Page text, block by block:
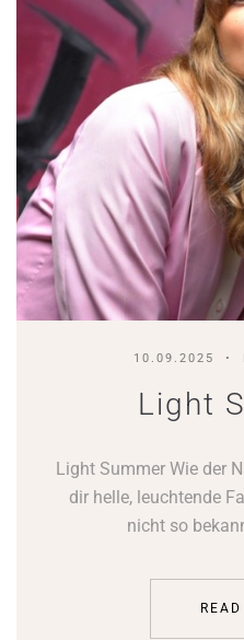
10.09.2025
Light
Light Summer Wie der
dir helle, leuchtende
nicht so